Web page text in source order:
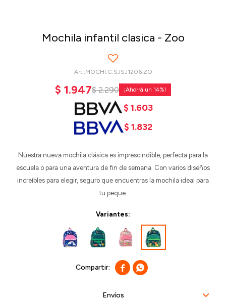
Mochila infantil clasica - Zoo
MOCHI.C.SJSJ1206.ZO
$ 1.947$ 2.290 14
$ 1.603
$ 1.832
Nuestra nueva mochila clásica es imprescindible, perfecta para la
escuela o para una aventura de fin de semana. Con varios diseños
increíbles para elegir, seguro que encuentras la mochila ideal para
tu peque.
Variantes:
 
Envíos